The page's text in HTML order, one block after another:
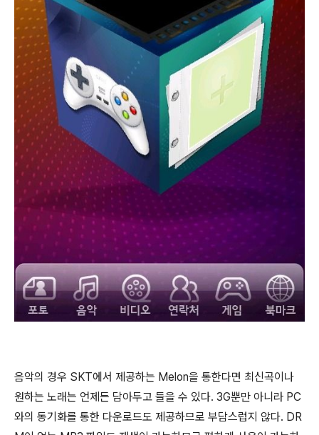
음악의 경우 SKT에서 제공하는 Melon을 통한다면 최신곡이나
원하는 노래는 언제든 담아두고 들을 수 있다. 3G뿐만 아니라 PC
와의 동기화를 통한 다운로드도 제공하므로 부담스럽지 않다. DR